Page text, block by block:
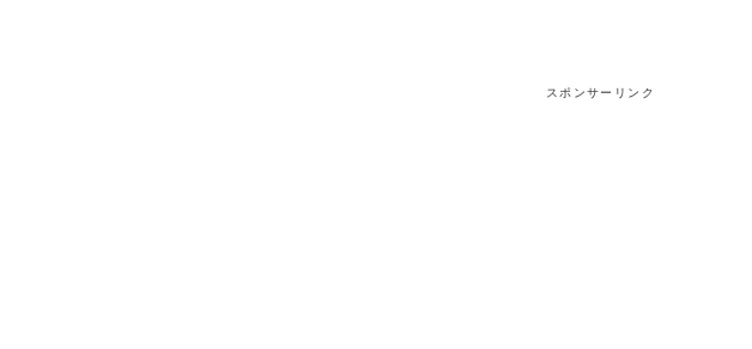
スポンサーリンク